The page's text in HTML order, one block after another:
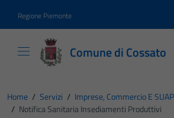
Regione Piemonte
Comune di Cossato
Home / Servizi / Imprese, Commercio E SUAP
/ Notifica Sanitaria Insediamenti Produttivi